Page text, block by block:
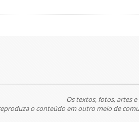
Os textos, fotos, artes
o conteúdo em outro meio de